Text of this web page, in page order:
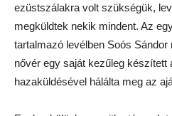
ezüstszálakra volt szükségük,
megküldtek nekik mindent. Az
tartalmazó levélben Soós
nővér egy saját kezűleg készített
hazaküldésével hálálta meg az